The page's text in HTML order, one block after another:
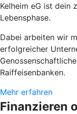
Kelheim eG ist dein
Lebensphase.
Dabei arbeiten wir
erfolgreicher
Raiffeisenbanken.
Mehr erfahren
Finanzieren